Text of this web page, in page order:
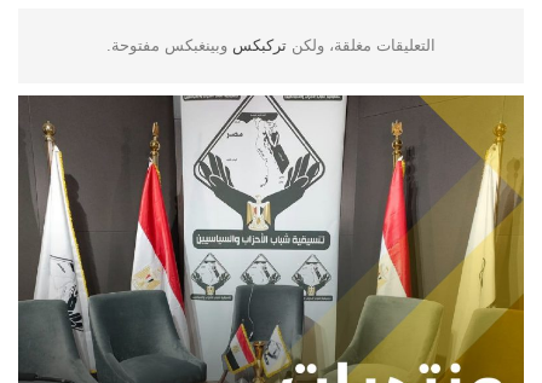
التعليقات مغلقة، ولكن تركبكس وبينغبكس مفتوحة.